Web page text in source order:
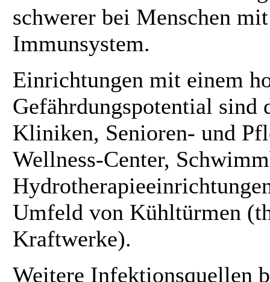
schwerer bei Menschen
Immunsystem.
Einrichtungen mit einem
Gefährdungspotential sind
Kliniken, Senioren- und
Wellness-Center,
Umfeld von Kühltürmen
Kraftwerke).
Weitere Infektionsquellen